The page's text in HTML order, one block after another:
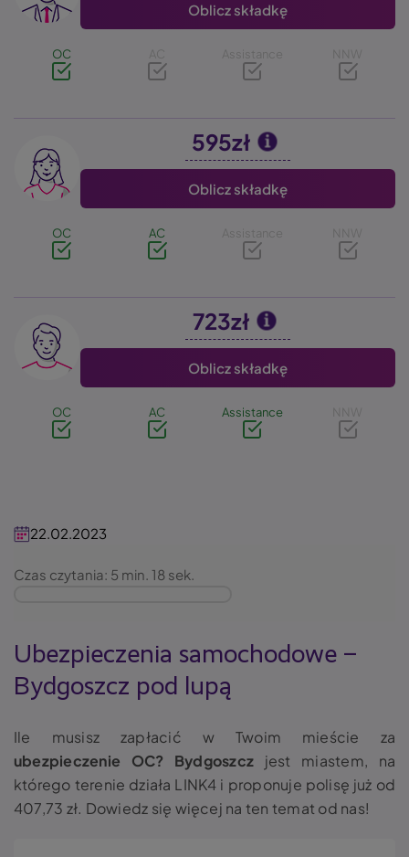
Oblicz składkę
OC AC Assistance NNW
Image 595zł
Oblicz składkę
OC AC Assistance NNW
Image 723zł
Oblicz składkę
OC AC Assistance NNW
22.02.2023
Czas czytania: 5 min. 18 sek.
Ubezpieczenia samochodowe –
Bydgoszcz pod lupą
Ile musisz zapłacić w Twoim mieście za
ubezpieczenie OC? Bydgoszcz jest miastem, na
którego terenie działa LINK4 i proponuje polisę już od
407,73 zł. Dowiedz się więcej na ten temat od nas!